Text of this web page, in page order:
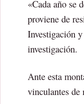
«Cada año se
proviene de
Investigación
investigación.
Ante esta
vinculantes de